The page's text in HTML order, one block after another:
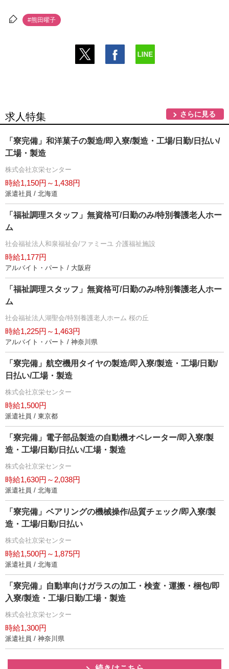
#熊田曜子
求人特集 さらに見る
「寮完備」和洋菓子の製造/即入寮/製造・工場/日勤/日払い/
工場・製造
株式会社京栄センター
時給1,150円～1,438円
派遣社員 / 北海道
「福祉調理スタッフ」無資格可/日勤のみ/特別養護老人ホー
ム
社会福祉法人和泉福祉会/ファミーユ 介護福祉施設
時給1,177円
アルバイト・パート / 大阪府
「福祉調理スタッフ」無資格可/日勤のみ/特別養護老人ホー
ム
社会福祉法人湖聖会/特別養護老人ホーム 桜の丘
時給1,225円～1,463円
アルバイト・パート / 神奈川県
「寮完備」航空機用タイヤの製造/即入寮/製造・工場/日勤/
日払い/工場・製造
株式会社京栄センター
時給1,500円
派遣社員 / 東京都
「寮完備」電子部品製造の自動機オペレーター/即入寮/製
造・工場/日勤/日払い/工場・製造
株式会社京栄センター
時給1,630円～2,038円
派遣社員 / 北海道
「寮完備」ベアリングの機械操作/品質チェック/即入寮/製
造・工場/日勤/日払い
株式会社京栄センター
時給1,500円～1,875円
派遣社員 / 北海道
「寮完備」自動車向けガラスの加工・検査・運搬・梱包/即
入寮/製造・工場/日勤/工場・製造
株式会社京栄センター
時給1,300円
派遣社員 / 神奈川県